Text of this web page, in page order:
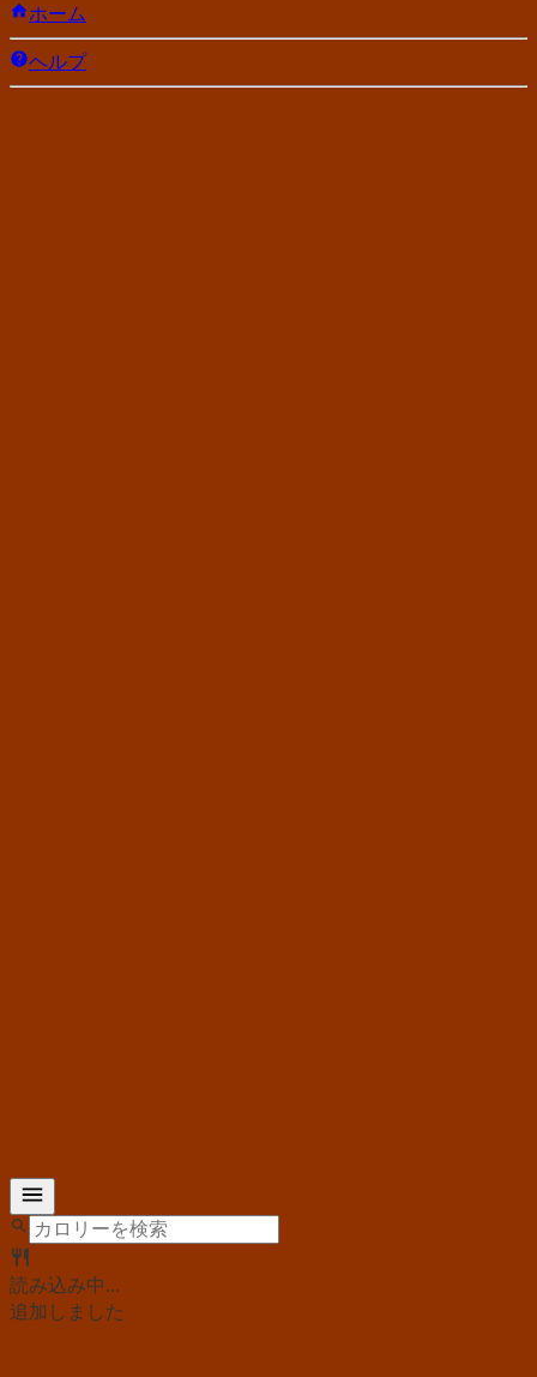
ホーム
ヘルプ
読み込み中...
追加しました